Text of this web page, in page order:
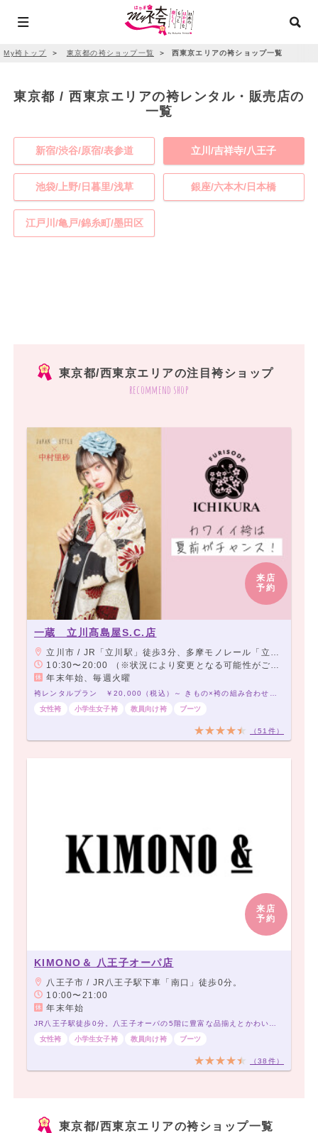
My袴トップ ＞ 東京都の袴ショップ一覧 ＞ 西東京エリアの袴ショップ一覧
東京都 / 西東京エリアの袴レンタル・販売店の
一覧
新宿/渋谷/原宿/表参道 立川/吉祥寺/八王子
池袋/上野/日暮里/浅草 銀座/六本木/日本橋
江戸川/亀戸/錦糸町/墨田区
東京都/西東京エリアの注目袴ショップ
recommend shop
来店
予約
一蔵 立川髙島屋S.C.店
立川市 / JR「立川駅」徒歩3分、多摩モノレール「立川北駅」より徒歩1分
10:30〜20:00 （※状況により変更となる可能性がございます。予めご了承ください。）
年末年始、毎週火曜
女性袴
小学生女子袴 教員向け袴 ブーツ
（51件）
来店
予約
KIMONO＆ 八王子オーパ店
八王子市 / JR八王子駅下車「南口」徒歩0分。
10:00〜21:00
年末年始
JR八王子駅徒歩0分。八王子オーパの5階に豊富な品揃えとかわいい袴がいっぱい
女性袴
小学生女子袴 教員向け袴 ブーツ
（38件）
東京都/西東京エリアの袴ショップ一覧